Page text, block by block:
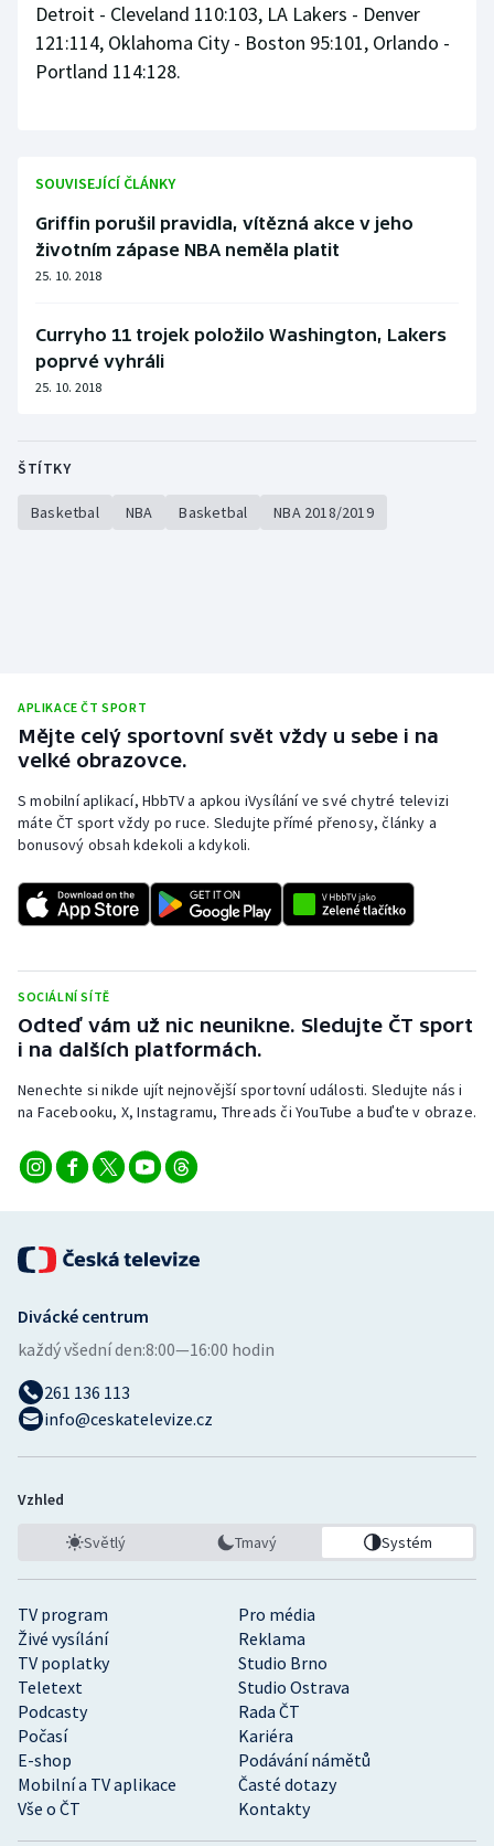
Vodní slalom
Detroit - Cleveland 110:103, LA Lakers - Denver
121:114, Oklahoma City - Boston 95:101, Orlando -
Portland 114:128.
SOUVISEJÍCÍ ČLÁNKY
Griffin porušil pravidla, vítězná akce v jeho
životním zápase NBA neměla platit
25. 10. 2018
Curryho 11 trojek položilo Washington, Lakers
poprvé vyhráli
25. 10. 2018
ŠTÍTKY
Basketbal NBA Basketbal NBA 2018/2019
APLIKACE ČT SPORT
Mějte celý sportovní svět vždy u sebe i na
velké obrazovce.
S mobilní aplikací, HbbTV a apkou iVysílání ve své chytré televizi
máte ČT sport vždy po ruce. Sledujte přímé přenosy, články a
bonusový obsah kdekoli a kdykoli.
SOCIÁLNÍ SÍTĚ
Odteď vám už nic neunikne. Sledujte ČT sport
i na dalších platformách.
Nenechte si nikde ujít nejnovější sportovní události. Sledujte nás i
na Facebooku, X, Instagramu, Threads či YouTube a buďte v obraze.
TV program
Pro média
Živé vysílání
Reklama
TV poplatky
Studio Brno
Teletext
Studio Ostrava
Podcasty
Rada ČT
Počasí
Kariéra
E-shop
Podávání námětů
Mobilní a TV aplikace
Časté dotazy
Vše o ČT
Kontakty
Divácké centrum
každý všední den:8:00—16:00 hodin
261 136 113
info@ceskatelevize.cz
Vzhled
Světlý Tmavý Systém